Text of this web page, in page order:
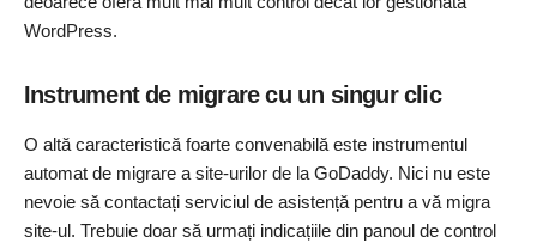
WordPress.
Instrument de migrare cu un singur clic
O altă caracteristică foarte convenabilă este instrumentul
automat de migrare a site-urilor de la GoDaddy. Nici nu este
nevoie să contactați serviciul de asistență pentru a vă migra
site-ul. Trebuie doar să urmați indicațiile din panoul de control